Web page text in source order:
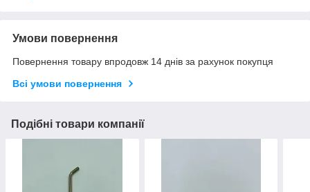
Умови повернення
Повернення товару впродовж 14 днів за рахунок покупця
Всі умови повернення
Подібні товари компанії